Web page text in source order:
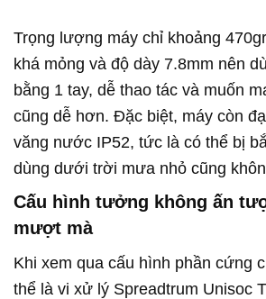
Trọng lượng máy chỉ khoảng
khá mỏng và độ dày 7.8mm nên
bằng 1 tay, dễ thao tác và muốn
cũng dễ hơn. Đặc biệt, máy còn
văng nước IP52, tức là có thể bị
dùng dưới trời mưa nhỏ cũng
Cấu hình tưởng không ấn
mượt mà
Khi xem qua cấu hình phần cứng
thể là vi xử lý Spreadtrum Unisoc